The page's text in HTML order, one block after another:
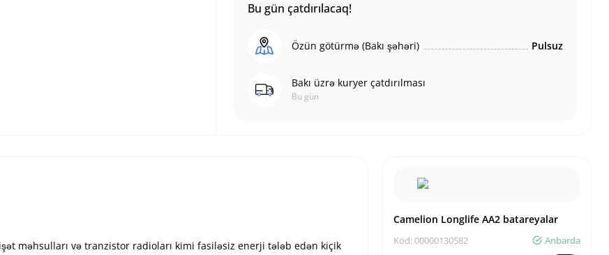
Bu gün çatdırılacaq!
Özün götürmə (Bakı şəhəri) Pulsuz
Bakı üzrə kuryer çatdırılması
Bu gün
məhsulları və tranzistor radioları kimi fasiləsiz enerji tələb edən kiçik
Camelion Longlife AA2 batareyalar
Kod: 00000130582 Anbarda